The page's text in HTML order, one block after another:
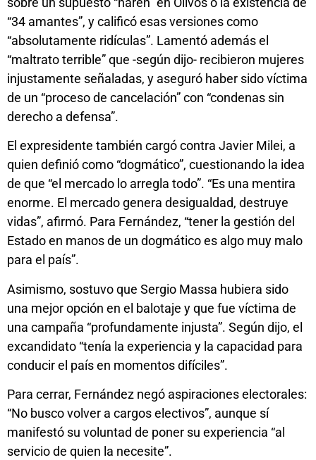
“34 amantes”, y calificó esas versiones como
“absolutamente ridículas”. Lamentó además el
“maltrato terrible” que -según dijo- recibieron mujeres
injustamente señaladas, y aseguró haber sido víctima
de un “proceso de cancelación” con “condenas sin
derecho a defensa”.
El expresidente también cargó contra Javier Milei, a
quien definió como “dogmático”, cuestionando la idea
de que “el mercado lo arregla todo”. “Es una mentira
enorme. El mercado genera desigualdad, destruye
vidas”, afirmó. Para Fernández, “tener la gestión del
Estado en manos de un dogmático es algo muy malo
para el país”.
Asimismo, sostuvo que Sergio Massa hubiera sido
una mejor opción en el balotaje y que fue víctima de
una campaña “profundamente injusta”. Según dijo, el
excandidato “tenía la experiencia y la capacidad para
conducir el país en momentos difíciles”.
Para cerrar, Fernández negó aspiraciones electorales:
“No busco volver a cargos electivos”, aunque sí
manifestó su voluntad de poner su experiencia “al
servicio de quien la necesite”.